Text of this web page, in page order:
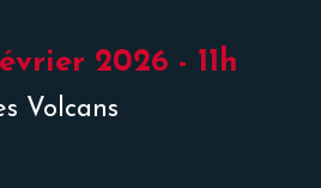
2026 - 11h
Volcans